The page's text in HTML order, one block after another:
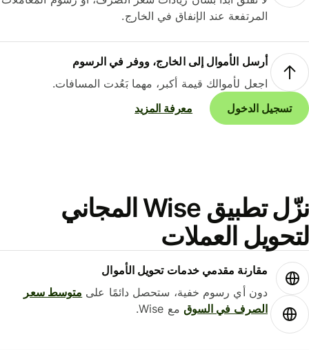
المرتفعة عند الإنفاق في الخارج.
أرسل الأموال إلى الخارج، ووفر في الرسوم
اجعل لأموالك قيمة أكبر، مهما بَعُدت المسافات.
تسجيل الدخول
معرفة المزيد
نزّل تطبيق Wise المجاني
العملات
مقارنة مقدمي خدمات تحويل الأموال
دون أي رسوم خفية، ستحصل دائمًا علىمتوسط ​​سعر
الصرف في السوقمع Wise.